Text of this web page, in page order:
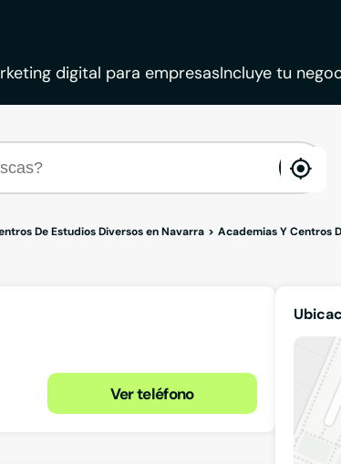
digital para empresasIncluye tu
De Estudios Diversos en Navarra Academias Y Centros
Ver teléfono